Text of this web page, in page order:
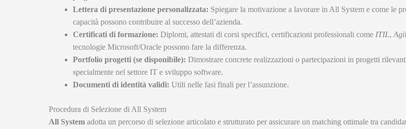
Lettera di presentazione personalizzata: Spiegare la motivazione a lavorare in All System e come le
capacità possono contribuire al successo dell’azienda.
Certificati di formazione: Diplomi, attestati di corsi specifici, certificazioni professionali come ITIL,
tecnologie Microsoft/Oracle possono fare la differenza.
Portfolio progetti (se disponibile): Dimostrare concrete realizzazioni o partecipazioni in progetti
specialmente nel settore IT e sviluppo software.
Documenti di identità validi: Utili nelle fasi finali per l’assunzione.
Procedura di Selezione di All System
All System adotta un percorso di selezione articolato e strutturato per assicurare un matching ottimale tra